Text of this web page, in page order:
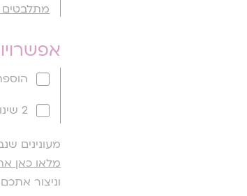
מתלבטים
2 שינויי טקסט קטנים
מעונינים
מלאו כאן
וניצור